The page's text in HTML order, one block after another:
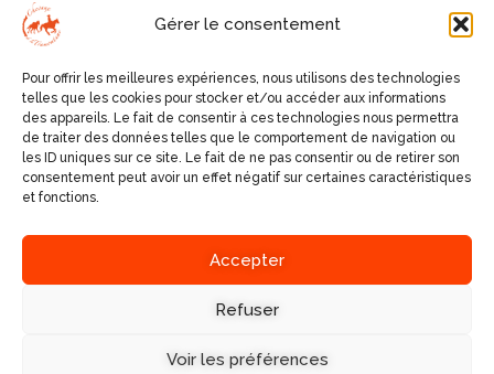
Gérer le consentement
Pour offrir les meilleures expériences, nous utilisons des technologies
telles que les cookies pour stocker et/ou accéder aux informations
des appareils. Le fait de consentir à ces technologies nous permettra
de traiter des données telles que le comportement de navigation ou
les ID uniques sur ce site. Le fait de ne pas consentir ou de retirer son
consentement peut avoir un effet négatif sur certaines caractéristiques
et fonctions.
Accepter
Refuser
Voir les préférences
Pyrénées Orientales
Chevaux de la
tramontane
organisons des balades,
cheval.
Les excursions vont
d'une heure à plusieurs
jours, et sont organisés
selon le niveau des
A PROPOS
SERVICES
BALADES AUTOUR DU
VILLAGE
REFUGE OU HÔTEL